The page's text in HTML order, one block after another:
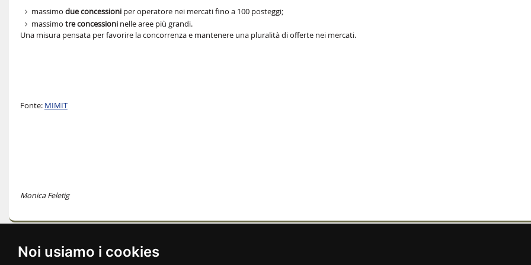
Noi usiamo i cookies
massimo due concessioniper operatore nei mercati fino a 100 posteggi;
massimo tre concessioninelle aree più grandi.
Una misura pensata per favorire la concorrenza e mantenere una pluralità di offerte nei mercati.
Fonte: MIMIT
Monica Feletig